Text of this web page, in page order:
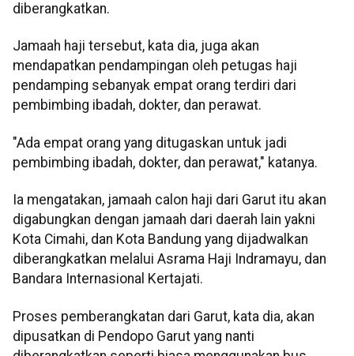
diberangkatkan.
Jamaah haji tersebut, kata dia, juga akan
mendapatkan pendampingan oleh petugas haji
pendamping sebanyak empat orang terdiri dari
pembimbing ibadah, dokter, dan perawat.
"Ada empat orang yang ditugaskan untuk jadi
pembimbing ibadah, dokter, dan perawat," katanya.
Ia mengatakan, jamaah calon haji dari Garut itu akan
digabungkan dengan jamaah dari daerah lain yakni
Kota Cimahi, dan Kota Bandung yang dijadwalkan
diberangkatkan melalui Asrama Haji Indramayu, dan
Bandara Internasional Kertajati.
Proses pemberangkatan dari Garut, kata dia, akan
dipusatkan di Pendopo Garut yang nanti